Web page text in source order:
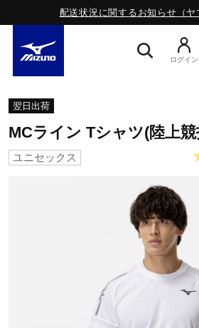
配送状況に関するお知らせ（ヤ
ライフスタイルウエア
サッカー／フットサル
トレーニング
ログイン
翌日出荷
MCライン Tシャツ(陸上競
ユニセックス